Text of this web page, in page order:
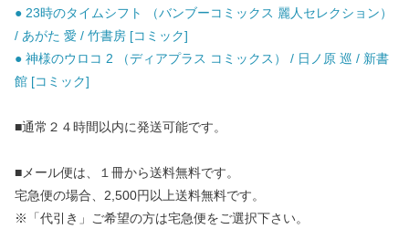
● 23時のタイムシフト （バンブーコミックス 麗人セレクション）
/ あがた 愛 / 竹書房 [コミック]
● 神様のウロコ 2 （ディアプラス コミックス） / 日ノ原 巡 / 新書
館 [コミック]
■通常２４時間以内に発送可能です。
■メール便は、１冊から送料無料です。
宅急便の場合、2,500円以上送料無料です。
※「代引き」ご希望の方は宅急便をご選択下さい。